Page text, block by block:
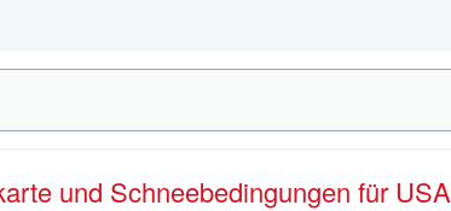
und Schneebedingungen für USA